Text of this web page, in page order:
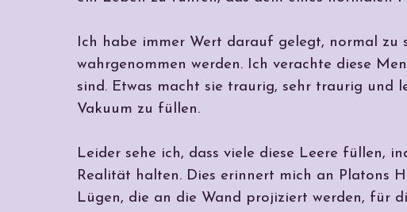
Ich habe immer Wert darauf gelegt, normal zu
wahrgenommen werden. Ich verachte diese
sind. Etwas macht sie traurig, sehr traurig und
Vakuum zu füllen.
Leider sehe ich, dass viele diese Leere füllen,
Realität halten. Dies erinnert mich an Platons
Lügen, die an die Wand projiziert werden, für